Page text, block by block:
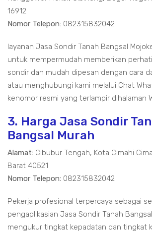
16912
Nomor Telepon: 082315832042
layanan Jasa Sondir Tanah Bangsal
untuk mempermudah memberikan
sondir dan mudah dipesan dengan cara
atau menghubungi kami melalui Chat
kenomor resmi yang terlampir dihalaman
3. Harga Jasa Sondir
Bangsal Murah
Alamat: Cibubur Tengah, Kota Cimahi
Barat 40521
Nomor Telepon: 082315832042
Pekerja profesional terpercaya sebagai
pengaplikasian Jasa Sondir Tanah
mengukur tingkat kepadatan dan tingkat